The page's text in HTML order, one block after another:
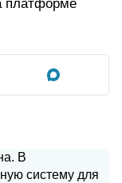
платформе